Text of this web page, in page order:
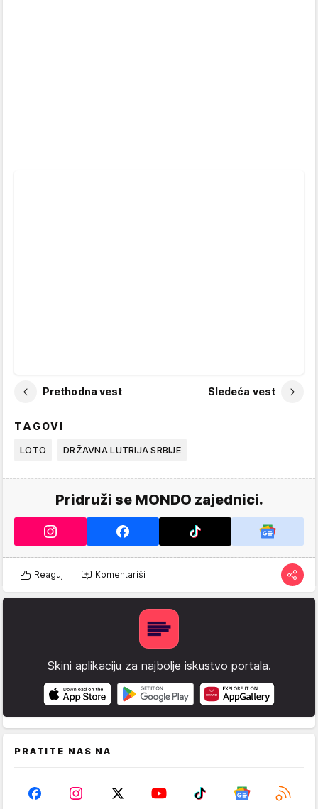
Prethodna vest Sledeća vest
TAGOVI
LOTO DRŽAVNA LUTRIJA SRBIJE
Pridruži se MONDO zajednici.
Reaguj Komentariši
Skini aplikaciju za najbolje iskustvo portala.
PRATITE NAS NA